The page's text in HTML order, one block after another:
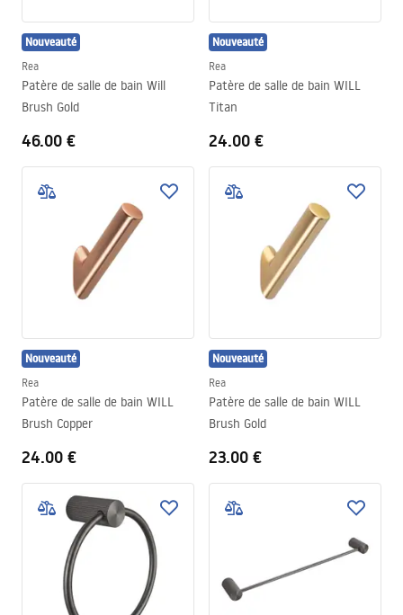
Nouveauté
Rea
Patère de salle de bain Will
Brush Gold
46.00 €
Nouveauté
Rea
Patère de salle de bain WILL
Titan
24.00 €
Nouveauté
Rea
Patère de salle de bain WILL
Brush Copper
24.00 €
Nouveauté
Rea
Patère de salle de bain WILL
Brush Gold
23.00 €